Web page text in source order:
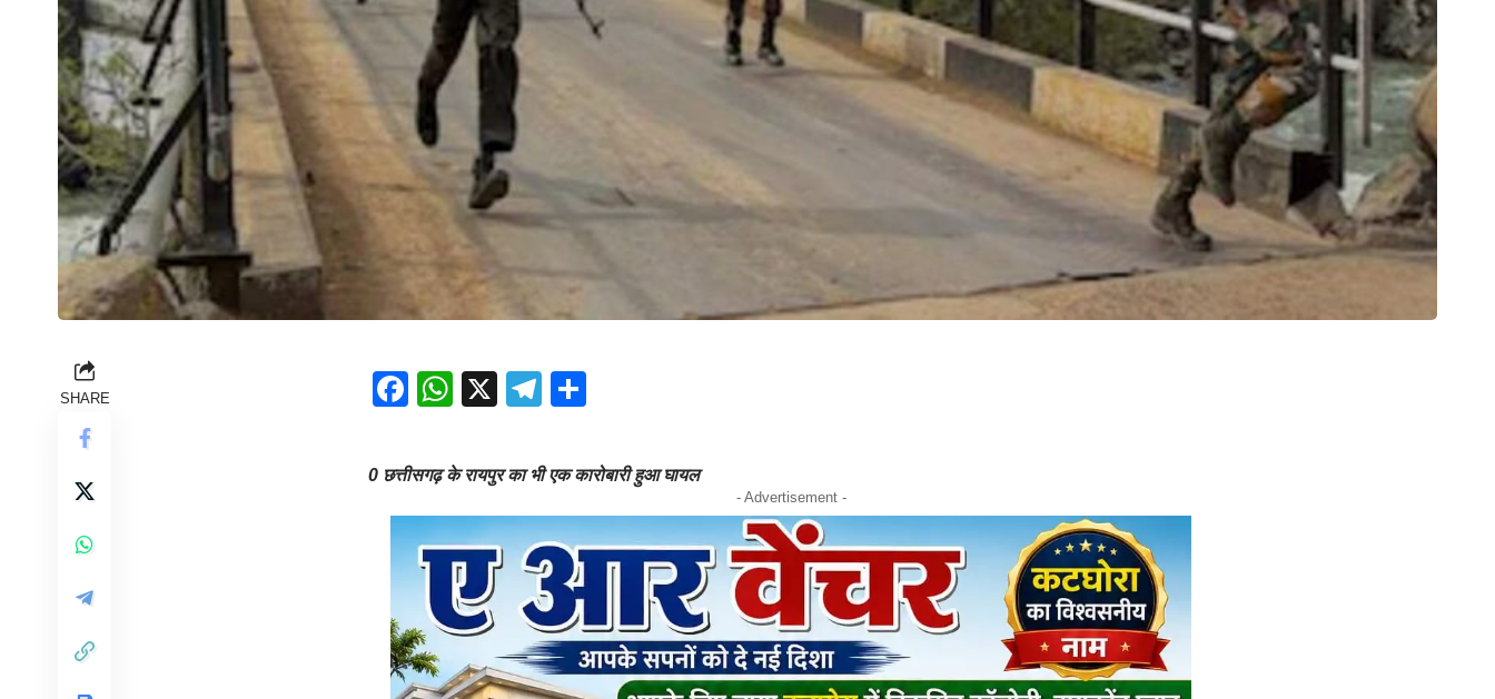
SHARE Facebook
WhatsApp
X Telegram
0 छत्तीसगढ़ के रायपुर का भी एक कारोबारी हुआ घायल
- Advertisement -